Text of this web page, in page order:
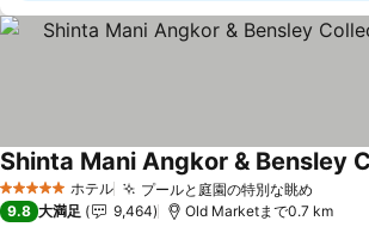
5 ホテルのランク
ホテル プールと庭園の特別な眺め
料金を表示
9.8 大満足 9,464 Old Marketまで0.7 km